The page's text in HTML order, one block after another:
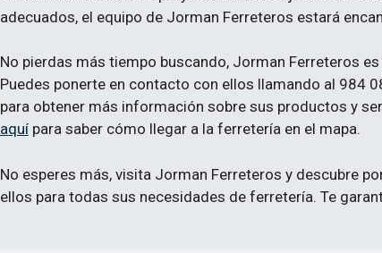
adecuados, el equipo de Jorman Ferreteros estará
No pierdas más tiempo buscando, Jorman Ferreteros
Puedes ponerte en contacto con ellos llamando al 984
para obtener más información sobre sus productos y
aquípara saber cómo llegar a la ferretería en el mapa.
No esperes más, visita Jorman Ferreteros y descubre
ellos para todas sus necesidades de ferretería. Te